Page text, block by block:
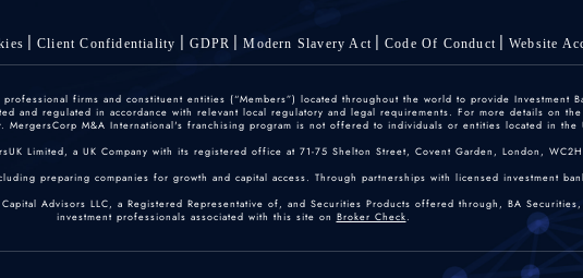
Client Confidentiality GDPR Modern Slavery Act Code Of Conduct Website
firms and constituent entities (“Members”) located throughout the world to provide Investment
and regulated in accordance with relevant local regulatory and legal requirements. For more details on
MergersCorp M&A International's franchising program is not offered to individuals or entities located in the
Limited, a UK Company with its registered office at 71-75 Shelton Street, Covent Garden, London,
preparing companies for growth and capital access. Through partnerships with licensed investment
Advisors LLC, a Registered Representative of, and Securities Products offered through, BA
investment professionals associated with this site on Broker Check.